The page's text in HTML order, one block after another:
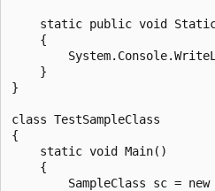
static public void
    {
    }
}
class TestSampleClass
{
    static void Main()
    {
SampleClass sc = new